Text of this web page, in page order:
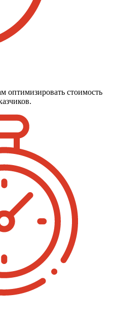
оптимизировать стоимость